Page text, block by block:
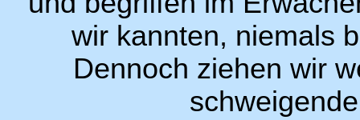
wir kannten, niemals
Dennoch ziehen wir